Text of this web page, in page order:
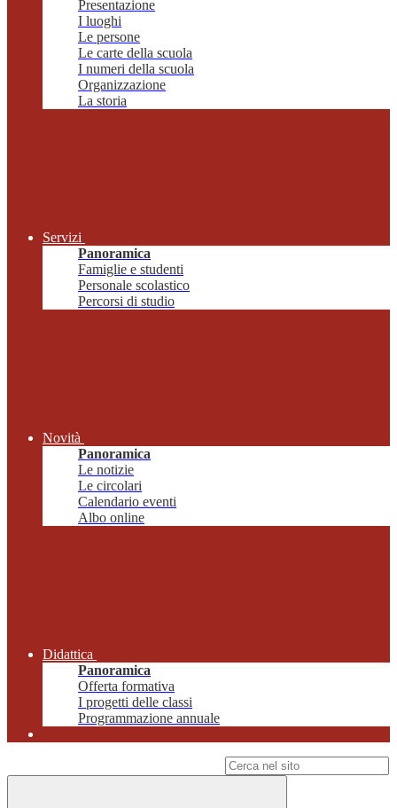
Presentazione
I luoghi
Le persone
Le carte della scuola
I numeri della scuola
Organizzazione
La storia
Servizi
Panoramica
Famiglie e studenti
Personale scolastico
Percorsi di studio
Novità
Panoramica
Le notizie
Le circolari
Calendario eventi
Albo online
Didattica
Panoramica
Offerta formativa
I progetti delle classi
Programmazione annuale